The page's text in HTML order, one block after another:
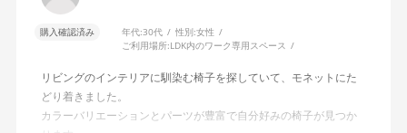
購入確認済み 年代:30代 性別:女性
ご利用場所:LDK内のワーク専用スペース
リビングのインテリアに馴染む椅子を探していて、モネットにた
どり着きました。
カラーバリエーションとパーツが豊富で自分好みの椅子が見つか